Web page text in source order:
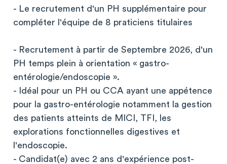
- Le recrutement d'un PH supplémentaire pour
compléter l'équipe de 8 praticiens titulaires
- Recrutement à partir de Septembre 2026, d'un
PH temps plein à orientation « gastro-
entérologie/endoscopie ».
- Idéal pour un PH ou CCA ayant une appétence
pour la gastro-entérologie notamment la gestion
des patients atteints de MICI, TFI, les
explorations fonctionnelles digestives et
l'endoscopie.
- Candidat(e) avec 2 ans d'expérience post-